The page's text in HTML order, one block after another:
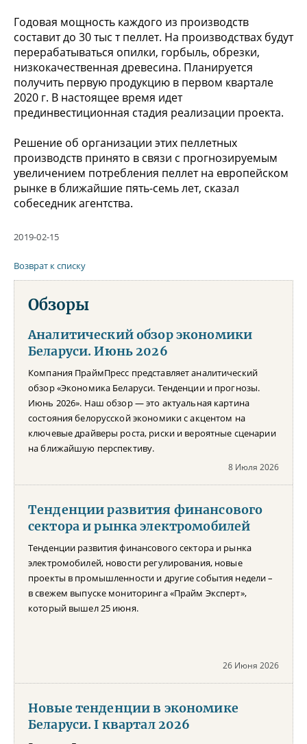
Годовая мощность каждого из производств
составит до 30 тыс т пеллет. На производствах будут
перерабатываться опилки, горбыль, обрезки,
низкокачественная древесина. Планируется
получить первую продукцию в первом квартале
2020 г. В настоящее время идет
прединвестиционная стадия реализации проекта.
Решение об организации этих пеллетных
производств принято в связи с прогнозируемым
увеличением потребления пеллет на европейском
рынке в ближайшие пять-семь лет, сказал
собеседник агентства.
2019-02-15
Возврат к списку
Обзоры
Аналитический обзор экономики
Беларуси. Июнь 2026
Компания ПраймПресс представляет аналитический
обзор «Экономика Беларуси. Тенденции и прогнозы.
Июнь 2026». Наш обзор — это актуальная картина
состояния белорусской экономики с акцентом на
ключевые драйверы роста, риски и вероятные сценарии
на ближайшую перспективу.
8 Июля 2026
Тенденции развития финансового
сектора и рынка электромобилей
Тенденции развития финансового сектора и рынка
электромобилей, новости регулирования, новые
проекты в промышленности и другие события недели –
в свежем выпуске мониторинга «Прайм Эксперт»,
который вышел 25 июня.
26 Июня 2026
Новые тенденции в экономике
Беларуси. I квартал 2026